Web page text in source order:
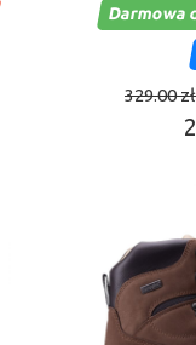
Darmowa
329.00 zł